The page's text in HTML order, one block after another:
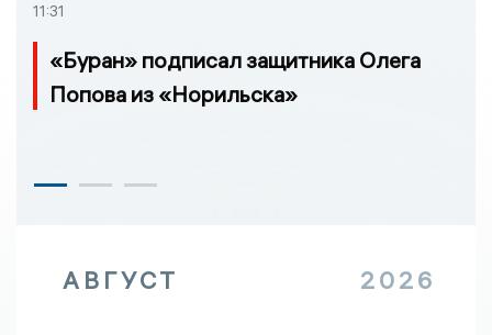
11:31
«Буран» подписал защитника Олега
Попова из «Норильска»
АВГУСТ 2026